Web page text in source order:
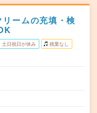
リームの充填・検
土日祝日が休み 残業なし